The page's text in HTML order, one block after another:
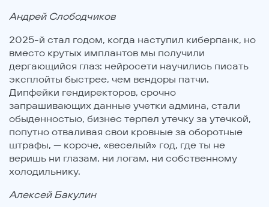
Андрей Слободчиков
2025-й стал годом, когда наступил киберпанк, но
вместо крутых имплантов мы получили
дергающийся глаз: нейросети научились писать
эксплойты быстрее, чем вендоры патчи.
Дипфейки гендиректоров, срочно
запрашивающих данные учетки админа, стали
обыденностью, бизнес терпел утечку за утечкой,
попутно отваливая свои кровные за оборотные
штрафы, — короче, «веселый» год, где ты не
веришь ни глазам, ни логам, ни собственному
холодильнику.
Алексей Бакулин